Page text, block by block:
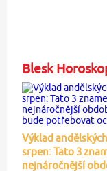
Blesk
Výklad
srpen: Tato 3
nejnáročnější